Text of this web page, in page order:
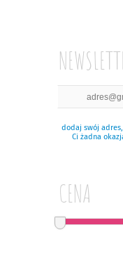
dodaj swój
Ci żadna
CENA